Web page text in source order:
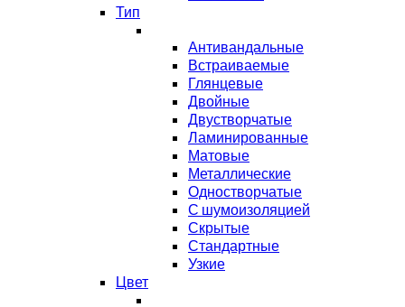
Тип
Антивандальные
Встраиваемые
Глянцевые
Двойные
Двустворчатые
Ламинированные
Матовые
Металлические
Одностворчатые
С шумоизоляцией
Скрытые
Стандартные
Узкие
Цвет